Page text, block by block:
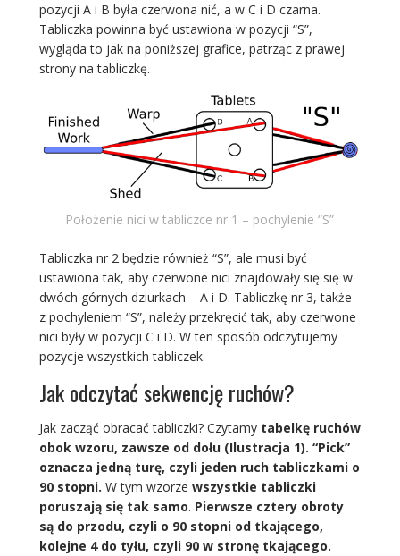
pozycji A i B była czerwona nić, a w C i D czarna.
Tabliczka powinna być ustawiona w pozycji “S”,
wygląda to jak na poniższej grafice, patrząc z prawej
strony na tabliczkę.
Położenie nici w tabliczce nr 1 – pochylenie “S”
Tabliczka nr 2 będzie również “S”, ale musi być
ustawiona tak, aby czerwone nici znajdowały się się w
dwóch górnych dziurkach – A i D. Tabliczkę nr 3, także
z pochyleniem “S”, należy przekręcić tak, aby czerwone
nici były w pozycji C i D. W ten sposób odczytujemy
pozycje wszystkich tabliczek.
Jak odczytać sekwencję ruchów?
Jak zacząć obracać tabliczki? Czytamy tabelkę ruchów
obok wzoru, zawsze od dołu (Ilustracja 1). “Pick”
oznacza jedną turę, czyli jeden ruch tabliczkami o
90 stopni. W tym wzorze wszystkie tabliczki
poruszają się tak samo. Pierwsze cztery obroty
są do przodu, czyli o 90 stopni od tkającego,
kolejne 4 do tyłu, czyli 90 w stronę tkającego.